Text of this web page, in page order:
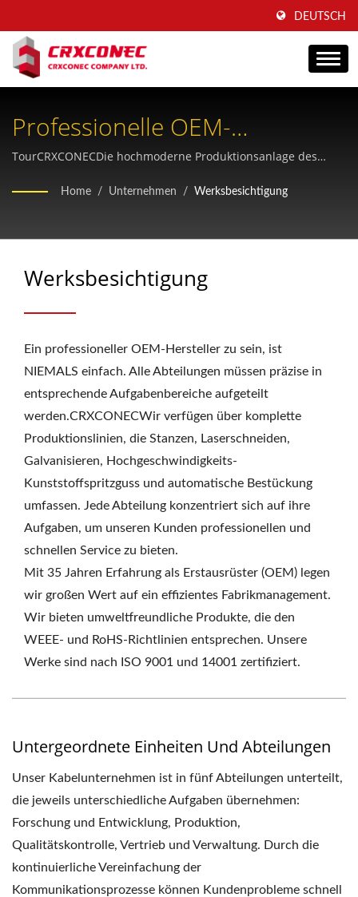
DEUTSCH
Professionelle OEM-
Fertigungsqualität Für
Strukturierte Verkabelung
TourCRXCONECDie hochmoderne Produktionsanlage des
Laserschneid-, Vergoldungs-, Spritzguss- und Montagelinien
Home / Unternehmen / Werksbesichtigung
Werksbesichtigung
Ein professioneller OEM-Hersteller zu sein, ist
NIEMALS einfach. Alle Abteilungen müssen präzise in
entsprechende Aufgabenbereiche aufgeteilt
werden.CRXCONECWir verfügen über komplette
Produktionslinien, die Stanzen, Laserschneiden,
Galvanisieren, Hochgeschwindigkeits-
Kunststoffspritzguss und automatische Bestückung
umfassen. Jede Abteilung konzentriert sich auf ihre
Aufgaben, um unseren Kunden professionellen und
schnellen Service zu bieten.
Mit 35 Jahren Erfahrung als Erstausrüster (OEM) legen
wir großen Wert auf ein effizientes Fabrikmanagement.
Wir bieten umweltfreundliche Produkte, die den
WEEE- und RoHS-Richtlinien entsprechen. Unsere
Werke sind nach ISO 9001 und 14001 zertifiziert.
Untergeordnete Einheiten Und Abteilungen
Unser Kabelunternehmen ist in fünf Abteilungen unterteilt,
die jeweils unterschiedliche Aufgaben übernehmen:
Forschung und Entwicklung, Produktion,
Qualitätskontrolle, Vertrieb und Verwaltung. Durch die
kontinuierliche Vereinfachung der
Kommunikationsprozesse können Kundenprobleme schnell